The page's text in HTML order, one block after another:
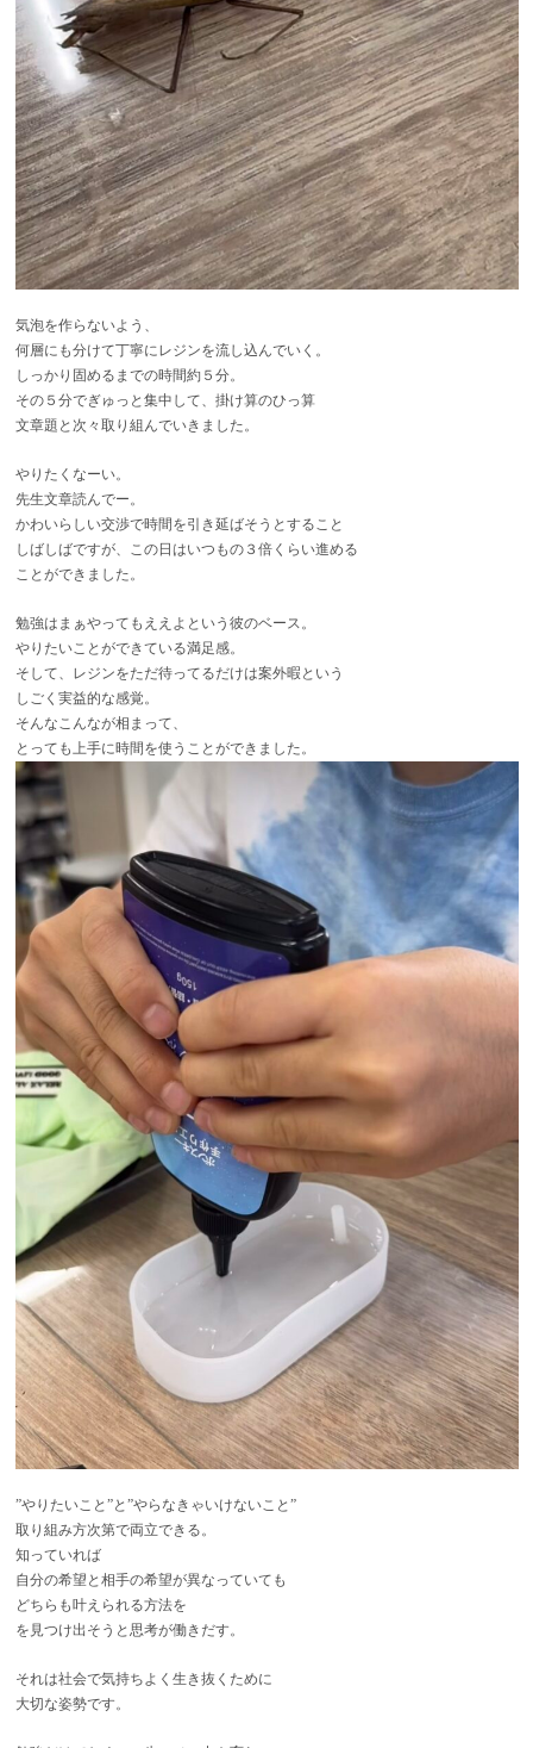
気泡を作らないよう、
何層にも分けて丁寧にレジンを流し込んでいく。
しっかり固めるまでの時間約５分。
その５分でぎゅっと集中して、掛け算のひっ算
文章題と次々取り組んでいきました。
やりたくなーい。
先生文章読んでー。
かわいらしい交渉で時間を引き延ばそうとすること
しばしばですが、この日はいつもの３倍くらい進める
ことができました。
勉強はまぁやってもええよという彼のベース。
やりたいことができている満足感。
そして、レジンをただ待ってるだけは案外暇という
しごく実益的な感覚。
そんなこんなが相まって、
とっても上手に時間を使うことができました。
”やりたいこと”と”やらなきゃいけないこと”
取り組み方次第で両立できる。
知っていれば
自分の希望と相手の希望が異なっていても
どちらも叶えられる方法を
を見つけ出そうと思考が働きだす。
それは社会で気持ちよく生き抜くために
大切な姿勢です。